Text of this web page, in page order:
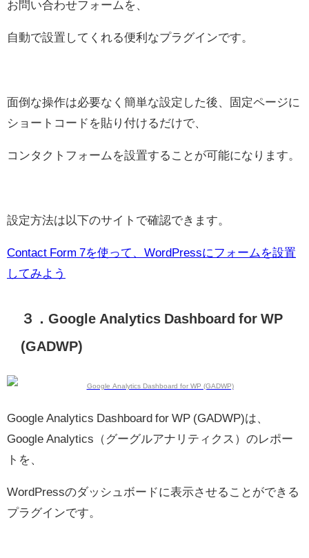
お問い合わせフォームを、
自動で設置してくれる便利なプラグインです。
面倒な操作は必要なく簡単な設定した後、固定ページに
ショートコードを貼り付けるだけで、
コンタクトフォームを設置することが可能になります。
設定方法は以下のサイトで確認できます。
Contact Form 7を使って、WordPressにフォームを設置
してみよう
３．Google Analytics Dashboard for WP
(GADWP)
Google Analytics Dashboard for WP (GADWP)は、
Google Analytics（グーグルアナリティクス）のレポー
トを、
WordPressのダッシュボードに表示させることができる
プラグインです。